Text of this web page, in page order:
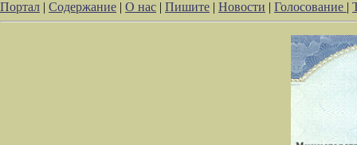
Портал | Содержание | О нас | Пишите | Новости | Голосование |